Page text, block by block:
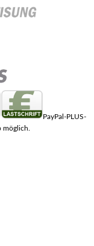
PayPal-PLUS-
möglich.